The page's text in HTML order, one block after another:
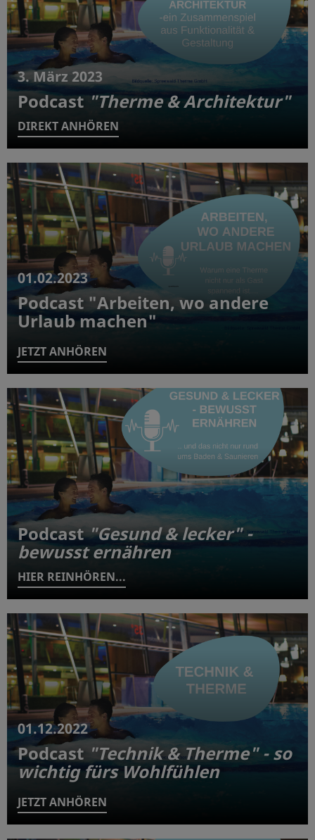
3. März 2023
Podcast "Therme & Architektur"
DIREKT ANHÖREN
01.02.2023
Podcast "Arbeiten, wo andere
Urlaub machen"
JETZT ANHÖREN
Podcast"Gesund & lecker" -
bewusst ernähren
HIER REINHÖREN...
01.12.2022
Podcast "Technik & Therme" - so
wichtig fürs Wohlfühlen
JETZT ANHÖREN